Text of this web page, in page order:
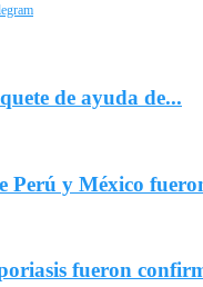
de ayuda de...
Perú y México
fueron